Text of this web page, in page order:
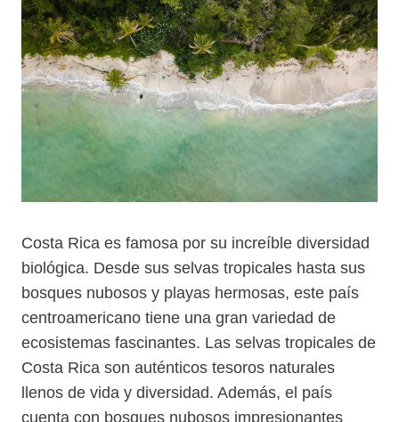
Costa Rica es famosa por su increíble diversidad
biológica. Desde sus selvas tropicales hasta sus
bosques nubosos y playas hermosas, este país
centroamericano tiene una gran variedad de
ecosistemas fascinantes. Las selvas tropicales de
Costa Rica son auténticos tesoros naturales
llenos de vida y diversidad. Además, el país
cuenta con bosques nubosos impresionantes